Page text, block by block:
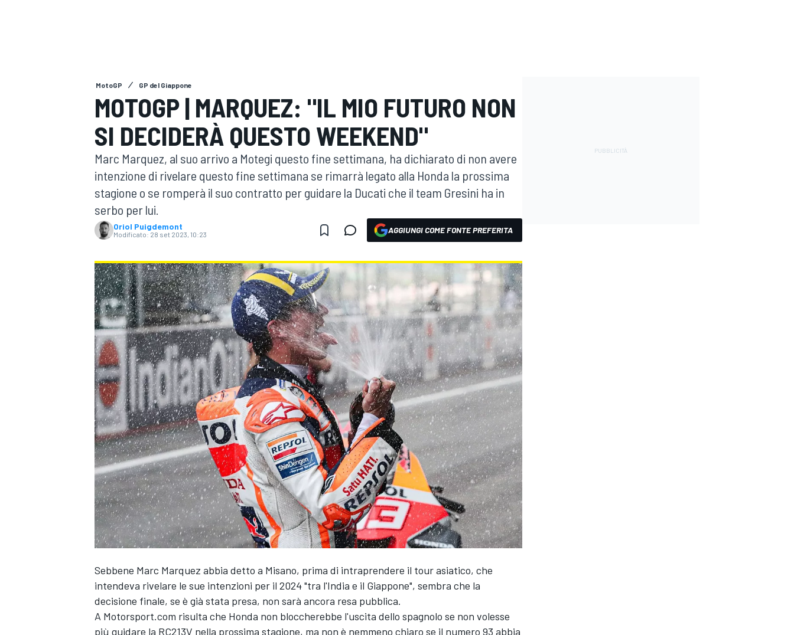
WRC
MONOPOSTO
MotoGP GP del Giappone
MOTOGP | MARQUEZ: "IL MIO FUTURO NON
SI DECIDERÀ QUESTO WEEKEND"
Marc Marquez, al suo arrivo a Motegi questo fine settimana, ha dichiarato di non avere
intenzione di rivelare questo fine settimana se rimarrà legato alla Honda la prossima
stagione o se romperà il suo contratto per guidare la Ducati che il team Gresini ha in
serbo per lui.
Oriol Puigdemont
Modificato: 28 set 2023, 10:23 AGGIUNGI COME FONTE PREFERITA
Sebbene Marc Marquez abbia detto a Misano, prima di intraprendere il tour asiatico, che
intendeva rivelare le sue intenzioni per il 2024 "tra l'India e il Giappone", sembra che la
decisione finale, se è già stata presa, non sarà ancora resa pubblica.
A Motorsport.com risulta che Honda non bloccherebbe l'uscita dello spagnolo se non volesse
più guidare la RC213V nella prossima stagione, ma non è nemmeno chiaro se il numero 93 abbia